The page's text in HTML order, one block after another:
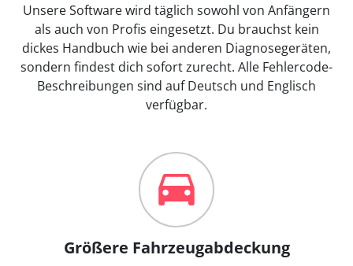
Unsere Software wird täglich sowohl von Anfängern
als auch von Profis eingesetzt. Du brauchst kein
dickes Handbuch wie bei anderen Diagnosegeräten,
sondern findest dich sofort zurecht. Alle Fehlercode-
Beschreibungen sind auf Deutsch und Englisch
verfügbar.
Größere Fahrzeugabdeckung